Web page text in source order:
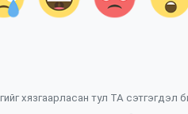
хязгаарласан тул ТА сэтгэгдэл